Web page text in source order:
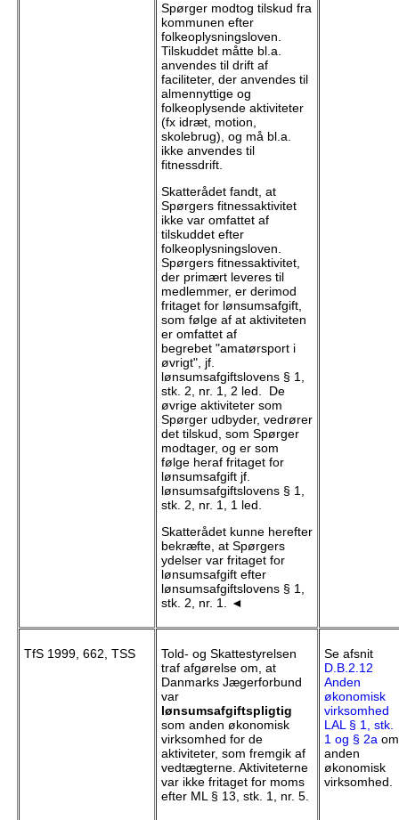
Spørger modtog tilskud fra
kommunen efter
folkeoplysningsloven.
Tilskuddet måtte bl.a.
anvendes til drift af
faciliteter, der anvendes til
almennyttige og
folkeoplysende aktiviteter
(fx idræt, motion,
skolebrug), og må bl.a.
ikke anvendes til
fitnessdrift.
Skatterådet fandt, at
Spørgers fitnessaktivitet
ikke var omfattet af
tilskuddet efter
folkeoplysningsloven.
Spørgers fitnessaktivitet,
der primært leveres til
medlemmer, er derimod
fritaget for lønsumsafgift,
som følge af at aktiviteten
er omfattet af
begrebet "amatørsport i
øvrigt", jf.
lønsumsafgiftslovens § 1,
stk. 2, nr. 1, 2 led. De
øvrige aktiviteter som
Spørger udbyder, vedrører
det tilskud, som Spørger
modtager, og er som
følge heraf fritaget for
lønsumsafgift jf.
lønsumsafgiftslovens § 1,
stk. 2, nr. 1, 1 led.
Skatterådet kunne herefter
bekræfte, at Spørgers
ydelser var fritaget for
lønsumsafgift efter
lønsumsafgiftslovens § 1,
stk. 2, nr. 1. ◄
TfS 1999, 662, TSS
Told- og Skattestyrelsen
traf afgørelse om, at
Danmarks Jægerforbund
var
lønsumsafgiftspligtig
som anden økonomisk
virksomhed for de
aktiviteter, som fremgik af
vedtægterne. Aktiviteterne
var ikke fritaget for moms
efter ML § 13, stk. 1, nr. 5.
Se afsnit
D.B.2.12
Anden
økonomisk
virksomhed
LAL § 1, stk.
1 og § 2aom
anden
økonomisk
virksomhed.